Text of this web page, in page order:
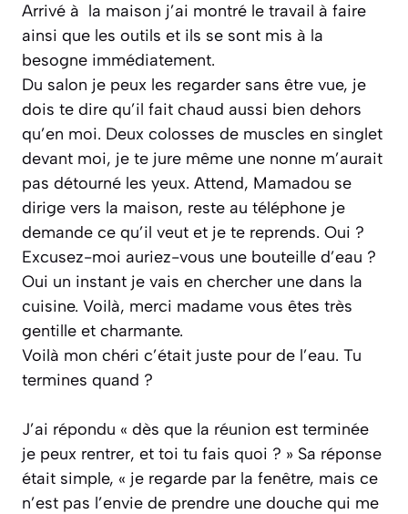
Arrivé à la maison j’ai montré le travail à faire
ainsi que les outils et ils se sont mis à la
besogne immédiatement.
Du salon je peux les regarder sans être vue, je
dois te dire qu’il fait chaud aussi bien dehors
qu’en moi. Deux colosses de muscles en singlet
devant moi, je te jure même une nonne m’aurait
pas détourné les yeux. Attend, Mamadou se
dirige vers la maison, reste au téléphone je
demande ce qu’il veut et je te reprends. Oui ?
Excusez-moi auriez-vous une bouteille d’eau ?
Oui un instant je vais en chercher une dans la
cuisine. Voilà, merci madame vous êtes très
gentille et charmante.
Voilà mon chéri c’était juste pour de l’eau. Tu
termines quand ?
J’ai répondu « dès que la réunion est terminée
je peux rentrer, et toi tu fais quoi ? » Sa réponse
était simple, « je regarde par la fenêtre, mais ce
n’est pas l’envie de prendre une douche qui me